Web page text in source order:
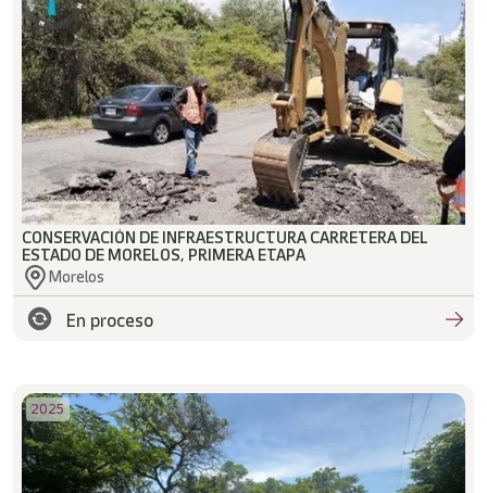
CONSERVACIÓN DE INFRAESTRUCTURA CARRETERA DEL
ESTADO DE MORELOS, PRIMERA ETAPA
Morelos
En proceso
2025